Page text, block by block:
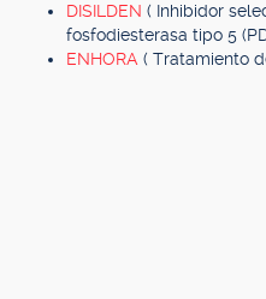
DISILDEN ( Inhibidor
fosfodiesterasa tipo 5
ENHORA ( Tratamiento